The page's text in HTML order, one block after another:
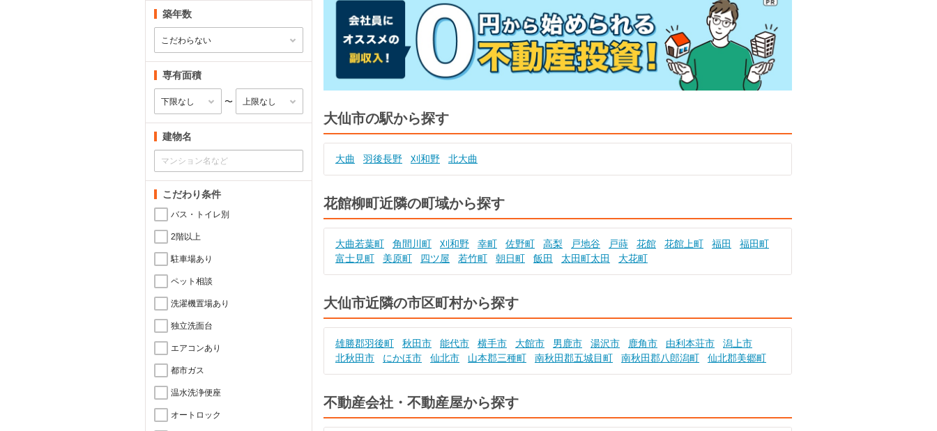
築年数
専有面積
〜
建物名
こだわり条件
バス・トイレ別
2階以上
駐車場あり
ペット相談
洗濯機置場あり
独立洗面台
エアコンあり
都市ガス
温水洗浄便座
オートロック
大仙市の駅から探す
大曲 羽後長野 刈和野 北大曲
花館柳町近隣の町域から探す
大曲若葉町 角間川町 刈和野 幸町 佐野町 高梨 戸地谷 戸蒔 花館 花館上町 福田
福田町
富士見町
美原町 四ツ屋 若竹町 朝日町 飯田 太田町太田 大花町
大仙市近隣の市区町村から探す
雄勝郡羽後町 秋田市 能代市 横手市 大館市 男鹿市 湯沢市 鹿角市 由利本荘市
潟上市
北秋田市
にかほ市 仙北市 山本郡三種町 南秋田郡五城目町 南秋田郡八郎潟町 仙北郡美郷町
不動産会社・不動産屋から探す